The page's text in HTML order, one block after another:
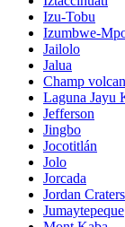
Izu-Tobu
Izumbwe-
Jailolo
Jalua
Champ
Laguna Jayu
Jefferson
Jingbo
Jocotitlán
Jolo
Jorcada
Jordan Craters
Jumaytepeque